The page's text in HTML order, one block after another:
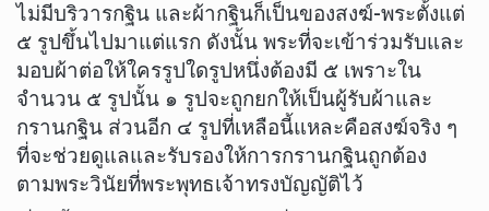
ไม่มีบริวารกฐิน และผ้ากฐินก็เป็นของสงฆ์-พระตั้งแต่
๕ รูปขึ้นไปมาแต่แรก ดังนั้น พระที่จะเข้าร่วมรับและ
มอบผ้าต่อให้ใครรูปใดรูปหนึ่งต้องมี ๕ เพราะใน
จำนวน ๕ รูปนั้น ๑ รูปจะถูกยกให้เป็นผู้รับผ้าและ
กรานกฐิน ส่วนอีก ๔ รูปที่เหลือนี้แหละคือสงฆ์จริง ๆ
ที่จะช่วยดูแลและรับรองให้การกรานกฐินถูกต้อง
ตามพระวินัยที่พระพุทธเจ้าทรงบัญญัติไว้